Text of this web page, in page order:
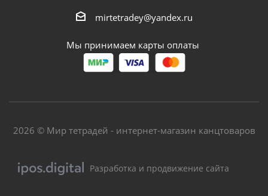
mirtetradey@yandex.ru
Мы принимаем карты оплаты
2026 © Мир тетрадей - интернет-магазин канцтоваров
Разработка и продвижение сайта